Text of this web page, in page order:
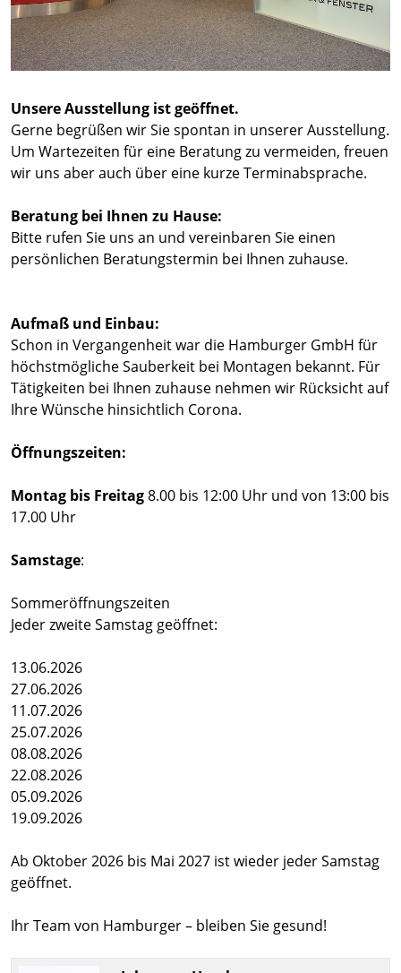
Unsere Ausstellung ist geöffnet.
Gerne begrüßen wir Sie spontan in unserer Ausstellung.
Um Wartezeiten für eine Beratung zu vermeiden, freuen
wir uns aber auch über eine kurze Terminabsprache.
Beratung bei Ihnen zu Hause:
Bitte rufen Sie uns an und vereinbaren Sie einen
persönlichen Beratungstermin bei Ihnen zuhause.
Aufmaß und Einbau:
Schon in Vergangenheit war die Hamburger GmbH für
höchstmögliche Sauberkeit bei Montagen bekannt. Für
Tätigkeiten bei Ihnen zuhause nehmen wir Rücksicht auf
Ihre Wünsche hinsichtlich Corona.
Öffnungszeiten:
Montag bis Freitag8.00 bis 12:00 Uhr und von 13:00 bis
17.00 Uhr
Samstage:
Sommeröffnungszeiten
Jeder zweite Samstag geöffnet:
13.06.2026
27.06.2026
11.07.2026
25.07.2026
08.08.2026
22.08.2026
05.09.2026
19.09.2026
Ab Oktober 2026 bis Mai 2027 ist wieder jeder Samstag
geöffnet.
Ihr Team von Hamburger – bleiben Sie gesund!